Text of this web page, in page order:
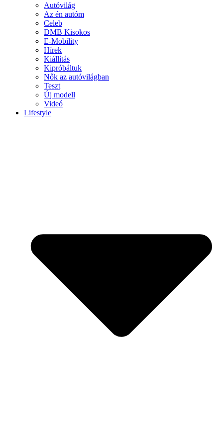
Autóvilág
Az én autóm
Celeb
DMB Kisokos
E-Mobility
Hírek
Kiállítás
Kipróbáltuk
Nők az autóvilágban
Teszt
Új modell
Videó
Lifestyle